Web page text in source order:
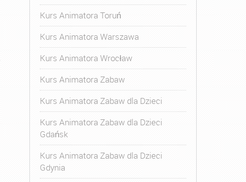
Kurs Animatora Toruń
Kurs Animatora Warszawa
Kurs Animatora Wrocław
Kurs Animatora Zabaw
Kurs Animatora Zabaw dla Dzieci
Kurs Animatora Zabaw dla Dzieci
Gdańsk
Kurs Animatora Zabaw dla Dzieci
Gdynia